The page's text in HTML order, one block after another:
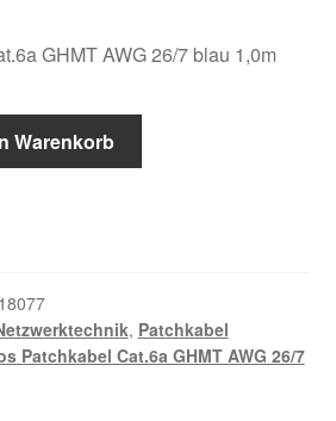
GHMT AWG 26/7 blau 1,0m
Warenkorb
, Patchkabel
Patchkabel Cat.6a GHMT AWG 26/7